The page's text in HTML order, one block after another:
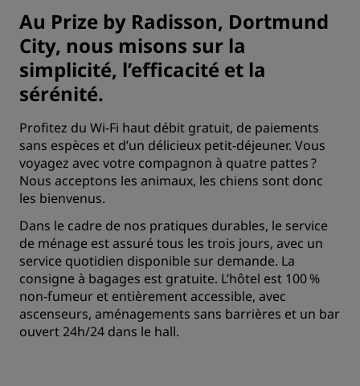
Au Prize by Radisson, Dortmund
City, nous misons sur la
simplicité, l’efficacité et la
sérénité.
Profitez du Wi-Fi haut débit gratuit, de paiements
sans espèces et d’un délicieux petit-déjeuner. Vous
voyagez avec votre compagnon à quatre pattes ?
Nous acceptons les animaux, les chiens sont donc
les bienvenus.
Dans le cadre de nos pratiques durables, le service
de ménage est assuré tous les trois jours, avec un
service quotidien disponible sur demande. La
consigne à bagages est gratuite. L’hôtel est 100 %
non-fumeur et entièrement accessible, avec
ascenseurs, aménagements sans barrières et un bar
ouvert 24h/24 dans le hall.